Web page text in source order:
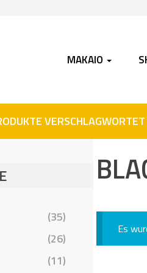
MAKAIO
Es
(35)
(26)
(11)